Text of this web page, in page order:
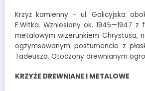
Krzyż kamienny – ul. Galicyjska
F.Witka. Wzniesiony ok. 1945—1947 z
metalowym wizerunkiem Chrystusa,
ogzymsowanym postumencie z
Tadeusza. Otoczony drewnianym
KRZYŻE DREWNIANE I METALOWE